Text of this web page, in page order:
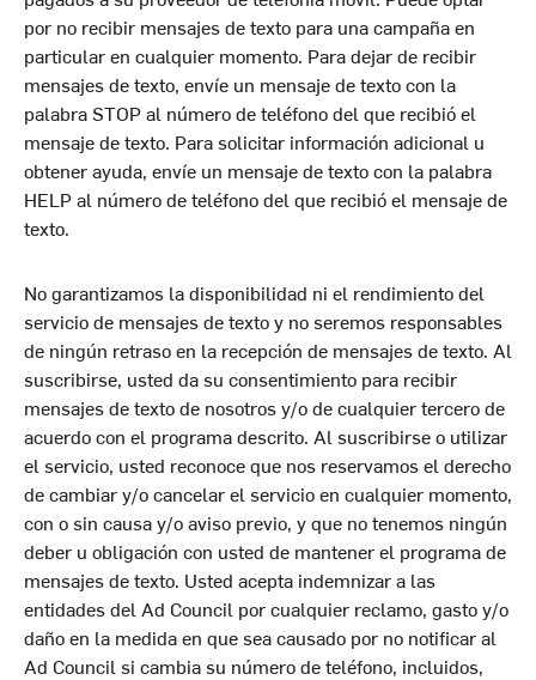
por no recibir mensajes de texto para una campaña en
particular en cualquier momento. Para dejar de recibir
mensajes de texto, envíe un mensaje de texto con la
palabra STOP al número de teléfono del que recibió el
mensaje de texto. Para solicitar información adicional u
obtener ayuda, envíe un mensaje de texto con la palabra
HELP al número de teléfono del que recibió el mensaje de
texto.
No garantizamos la disponibilidad ni el rendimiento del
servicio de mensajes de texto y no seremos responsables
de ningún retraso en la recepción de mensajes de texto. Al
suscribirse, usted da su consentimiento para recibir
mensajes de texto de nosotros y/o de cualquier tercero de
acuerdo con el programa descrito. Al suscribirse o utilizar
el servicio, usted reconoce que nos reservamos el derecho
de cambiar y/o cancelar el servicio en cualquier momento,
con o sin causa y/o aviso previo, y que no tenemos ningún
deber u obligación con usted de mantener el programa de
mensajes de texto. Usted acepta indemnizar a las
entidades del Ad Council por cualquier reclamo, gasto y/o
daño en la medida en que sea causado por no notificar al
Ad Council si cambia su número de teléfono, incluidos,